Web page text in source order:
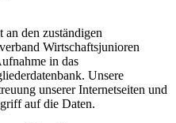
den zuständigen
Wirtschaftsjunioren
in das
Unsere
unserer Internetseiten und
auf die Daten.